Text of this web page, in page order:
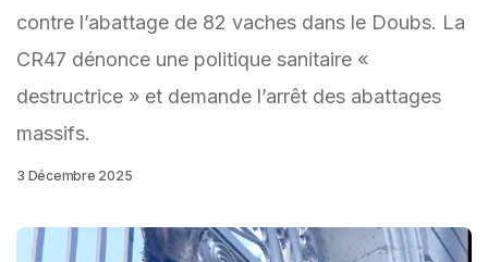
contre l’abattage de 82 vaches dans le Doubs. La
CR47 dénonce une politique sanitaire «
destructrice » et demande l’arrêt des abattages
massifs.
3 Décembre 2025